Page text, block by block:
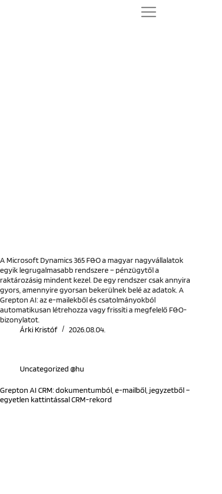
A Microsoft Dynamics 365 F&O a magyar nagyvállalatok
egyik legrugalmasabb rendszere – pénzügytől a
raktározásig mindent kezel. De egy rendszer csak annyira
gyors, amennyire gyorsan bekerülnek belé az adatok. A
Grepton AI: az e-mailekből és csatolmányokból
automatikusan létrehozza vagy frissíti a megfelelő F&O-
bizonylatot.
Árki Kristóf
2026.08.04.
Uncategorized @hu
Grepton AI CRM: dokumentumból, e-mailből, jegyzetből –
egyetlen kattintással CRM-rekord